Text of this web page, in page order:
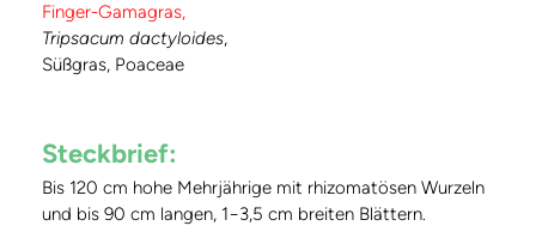
Finger-Gamagras,
Tripsacum dactyloides,
Süßgras, Poaceae
Steckbrief:
Bis 120 cm hohe Mehrjährige mit rhizomatösen Wurzeln
und bis 90 cm langen, 1−3,5 cm breiten Blättern.